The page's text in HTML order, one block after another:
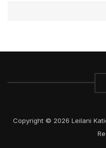
Copyright © 2026 Leilani